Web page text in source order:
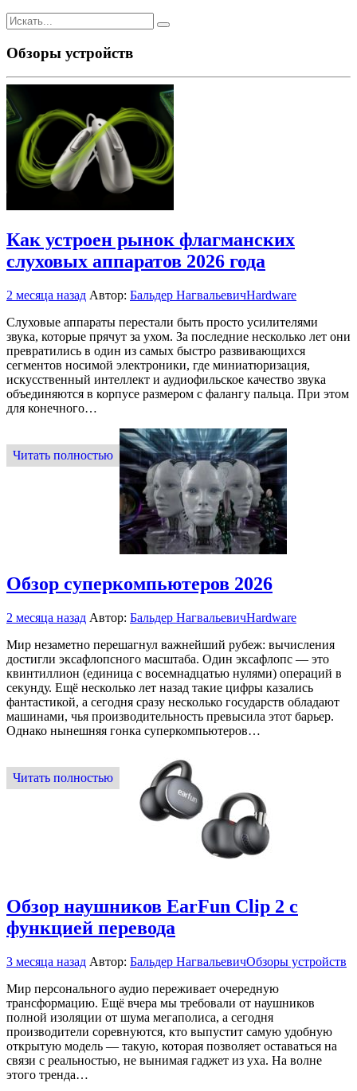
Обзоры устройств
Как устроен рынок флагманских
слуховых аппаратов 2026 года
2 месяца назад Автор: Бальдер НагвальевичHardware
Слуховые аппараты перестали быть просто усилителями
звука, которые прячут за ухом. За последние несколько лет они
превратились в один из самых быстро развивающихся
сегментов носимой электроники, где миниатюризация,
искусственный интеллект и аудиофильское качество звука
объединяются в корпусе размером с фалангу пальца. При этом
для конечного…
Читать полностью
Обзор суперкомпьютеров 2026
2 месяца назад Автор: Бальдер НагвальевичHardware
Мир незаметно перешагнул важнейший рубеж: вычисления
достигли эксафлопсного масштаба. Один эксафлопс — это
квинтиллион (единица с восемнадцатью нулями) операций в
секунду. Ещё несколько лет назад такие цифры казались
фантастикой, а сегодня сразу несколько государств обладают
машинами, чья производительность превысила этот барьер.
Однако нынешняя гонка суперкомпьютеров…
Читать полностью
Обзор наушников EarFun Clip 2 с
функцией перевода
3 месяца назад Автор: Бальдер НагвальевичОбзоры устройств
Мир персонального аудио переживает очередную
трансформацию. Ещё вчера мы требовали от наушников
полной изоляции от шума мегаполиса, а сегодня
производители соревнуются, кто выпустит самую удобную
открытую модель — такую, которая позволяет оставаться на
связи с реальностью, не вынимая гаджет из уха. На волне
этого тренда…